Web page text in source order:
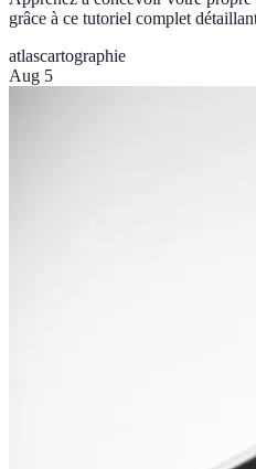
grâce à ce tutoriel complet
atlascartographie
Aug 5